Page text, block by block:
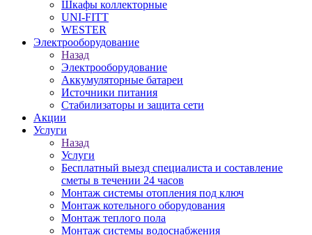
Шкафы коллекторные
UNI-FITT
WESTER
Электрооборудование
Назад
Электрооборудование
Аккумуляторные батареи
Источники питания
Стабилизаторы и защита сети
Акции
Услуги
Назад
Услуги
Бесплатный выезд специалиста и составление
сметы в течении 24 часов
Монтаж системы отопления под ключ
Монтаж котельного оборудования
Монтаж теплого пола
Монтаж системы водоснабжения